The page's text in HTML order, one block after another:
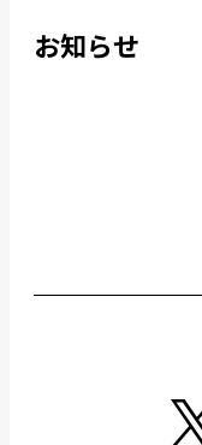
お知らせ